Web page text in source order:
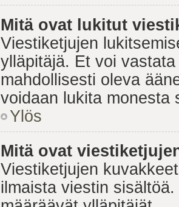
Mitä ovat lukitut
Viestiketjujen
ylläpitäjä. Et voi
mahdollisesti oleva
voidaan lukita monesta
Ylös
Mitä ovat
Viestiketjujen
ilmaista viestin